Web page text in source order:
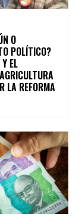
O
POLÍTICO?
EL
LA REFORMA